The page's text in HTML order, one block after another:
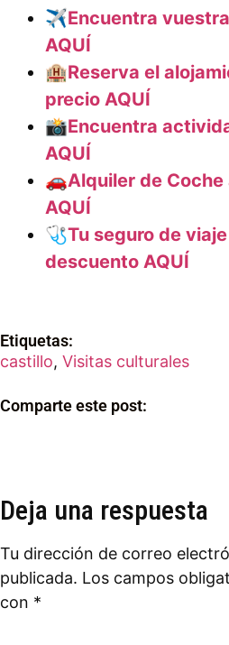
✈️Encuentra
AQUÍ
🏨Reserva el
precio AQUÍ
📸Encuentra
AQUÍ
🚗Alquiler de Coche
AQUÍ
🩺Tu seguro de
descuento AQUÍ
Etiquetas:
castillo, Visitas culturales
Comparte este post:
Deja una respuesta
Tu dirección de correo
publicada. Los campos
con *